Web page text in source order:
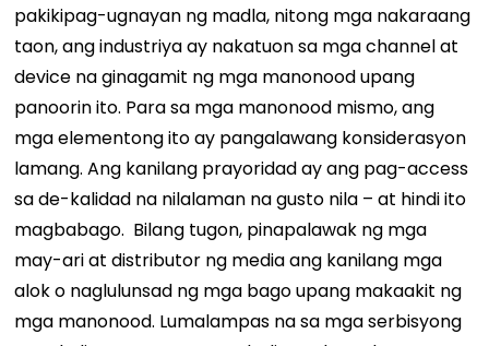
pakikipag-ugnayan ng madla, nitong mga nakaraang
taon, ang industriya ay nakatuon sa mga channel at
device na ginagamit ng mga manonood upang
panoorin ito. Para sa mga manonood mismo, ang
mga elementong ito ay pangalawang konsiderasyon
lamang. Ang kanilang prayoridad ay ang pag-access
sa de-kalidad na nilalaman na gusto nila – at hindi ito
magbabago. Bilang tugon, pinapalawak ng mga
may-ari at distributor ng media ang kanilang mga
alok o naglulunsad ng mga bago upang makaakit ng
mga manonood. Lumalampas na sa mga serbisyong